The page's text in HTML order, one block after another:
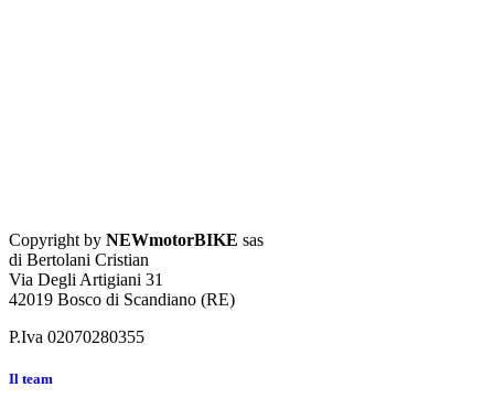
Copyright by NEWmotorBIKE sas
di Bertolani Cristian
Via Degli Artigiani 31
42019 Bosco di Scandiano (RE)
P.Iva 02070280355
Il team